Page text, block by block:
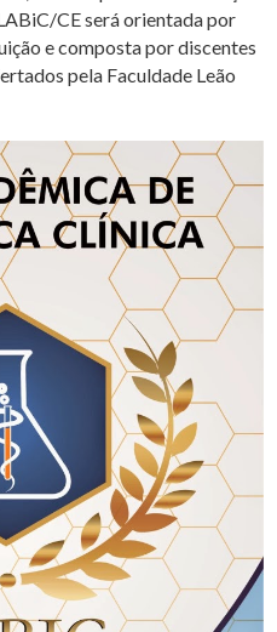
CE será orientada por
e composta por discentes
pela Faculdade Leão